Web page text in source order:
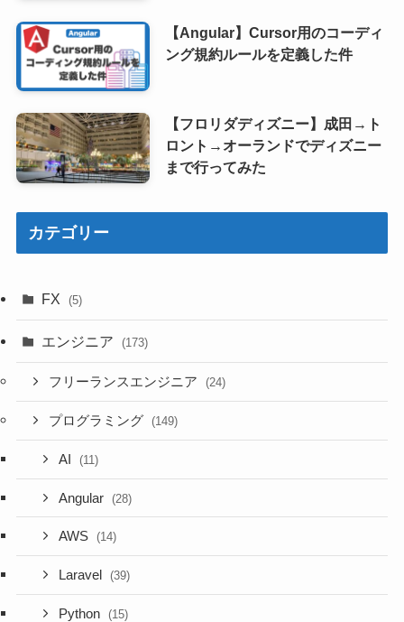
【Angular】Cursor用のコーディ
ング規約ルールを定義した件
【フロリダディズニー】成田→ト
ロント→オーランドでディズニー
まで行ってみた
カテゴリー
FX (5)
エンジニア (173)
フリーランスエンジニア (24)
プログラミング (149)
AI (11)
Angular (28)
AWS (14)
Laravel (39)
Python (15)